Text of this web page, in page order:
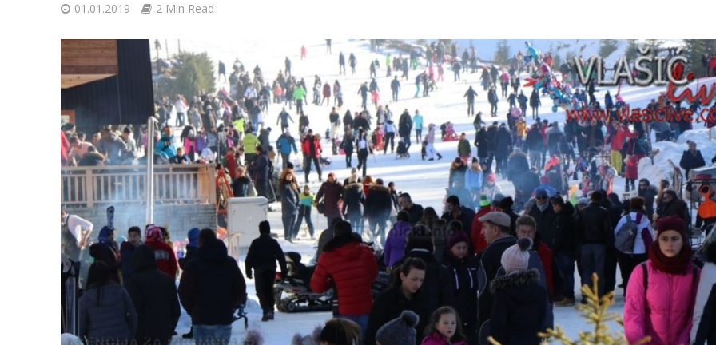
01.01.2019 2 Min Read